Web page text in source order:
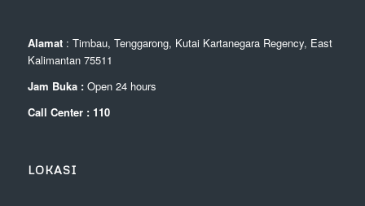
Alamat: Timbau, Tenggarong, Kutai Kartanegara Regency, East
Kalimantan 75511
Jam Buka : Open 24 hours
Call Center : 110
LOKASI